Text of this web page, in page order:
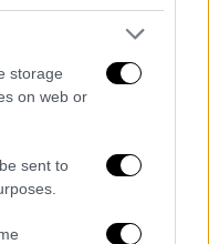
storage
on web or
sent to